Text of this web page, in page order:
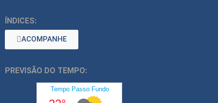
ÍNDICES:
ACOMPANHE
PREVISÃO DO TEMPO: